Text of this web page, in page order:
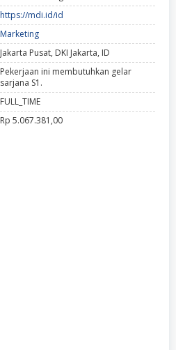
https://mdi.id/id
Marketing
Jakarta Pusat, DKI Jakarta, ID
Pekerjaan ini membutuhkan gelar
sarjana S1.
FULL_TIME
Rp 5.067.381,00